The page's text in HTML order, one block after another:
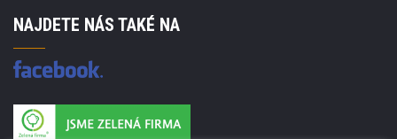
NAJDETE NÁS TAKÉ NA